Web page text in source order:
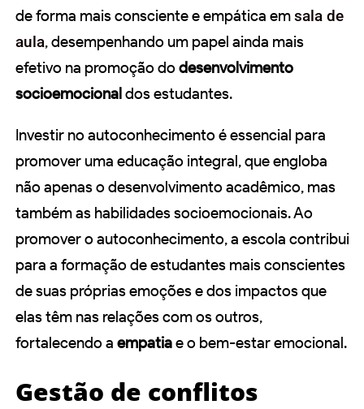
de forma mais consciente e empática emsala de
aula, desempenhando um papel ainda mais
efetivo na promoção do desenvolvimento
socioemocionaldos estudantes.
Investir no autoconhecimento é essencial para
promover uma educação integral, que engloba
não apenas o desenvolvimento acadêmico, mas
também as habilidades socioemocionais. Ao
promover o autoconhecimento, a escola contribui
para a formação de estudantes mais conscientes
de suas próprias emoções e dos impactos que
elas têm nas relações com os outros,
fortalecendo a empatiae o bem-estar emocional.
Gestão de conflitos